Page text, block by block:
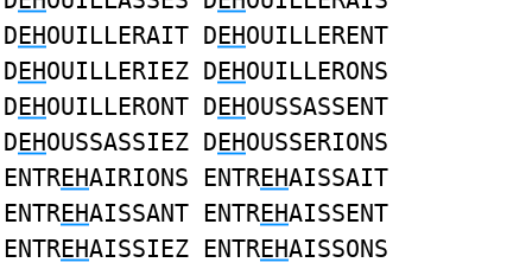
DEHOUILLERAIT DEHOUILLERENT
DEHOUILLERIEZ DEHOUILLERONS
DEHOUILLERONT DEHOUSSASSENT
DEHOUSSASSIEZ DEHOUSSERIONS
ENTREHAIRIONS ENTREHAISSAIT
ENTREHAISSANT ENTREHAISSENT
ENTREHAISSIEZ ENTREHAISSONS